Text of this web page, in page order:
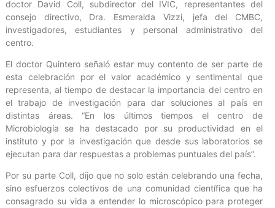
doctor David Coll, subdirector del IVIC, representantes del
consejo directivo, Dra. Esmeralda Vizzi, jefa del CMBC,
investigadores, estudiantes y personal administrativo del
centro.
El doctor Quintero señaló estar muy contento de ser parte de
esta celebración por el valor académico y sentimental que
representa, al tiempo de destacar la importancia del centro en
el trabajo de investigación para dar soluciones al país en
distintas áreas. “En los últimos tiempos el centro de
Microbiología se ha destacado por su productividad en el
instituto y por la investigación que desde sus laboratorios se
ejecutan para dar respuestas a problemas puntuales del país”.
Por su parte Coll, dijo que no solo están celebrando una fecha,
sino esfuerzos colectivos de una comunidad científica que ha
consagrado su vida a entender lo microscópico para proteger